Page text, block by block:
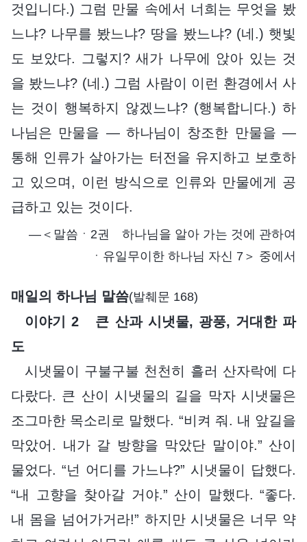
것입니다.) 그럼 만물 속에서 너희는 무엇을 봤
느냐? 나무를 봤느냐? 땅을 봤느냐? (네.) 햇빛
도 보았다. 그렇지? 새가 나무에 앉아 있는 것
을 봤느냐? (네.) 그럼 사람이 이런 환경에서 사
는 것이 행복하지 않겠느냐? (행복합니다.) 하
나님은 만물을 ― 하나님이 창조한 만물을 ―
통해 인류가 살아가는 터전을 유지하고 보호하
고 있으며, 이런 방식으로 인류와 만물에게 공
급하고 있는 것이다.
―＜말씀ㆍ2권 하나님을 알아 가는 것에 관하여
ㆍ유일무이한 하나님 자신 7＞ 중에서
매일의 하나님 말씀(발췌문 168)
이야기 2 큰 산과 시냇물, 광풍, 거대한 파
도
시냇물이 구불구불 천천히 흘러 산자락에 다
다랐다. 큰 산이 시냇물의 길을 막자 시냇물은
조그마한 목소리로 말했다. “비켜 줘. 내 앞길을
막았어. 내가 갈 방향을 막았단 말이야.” 산이
물었다. “넌 어디를 가느냐?” 시냇물이 답했다.
“내 고향을 찾아갈 거야.” 산이 말했다. “좋다.
내 몸을 넘어가거라!” 하지만 시냇물은 너무 약